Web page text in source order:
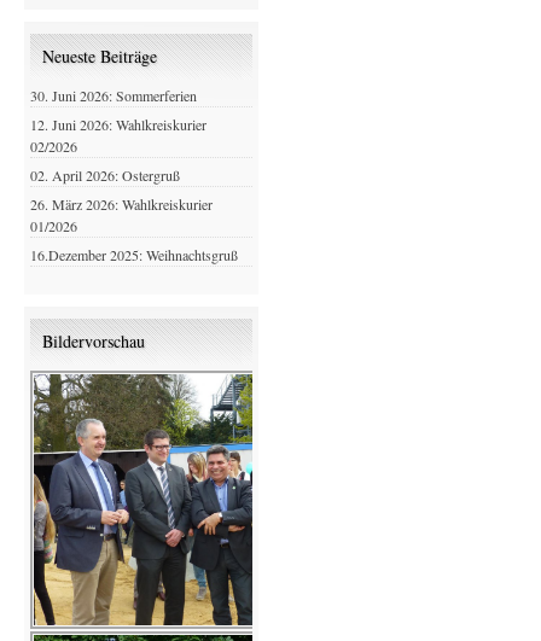
Neueste Beiträge
30. Juni 2026: Sommerferien
12. Juni 2026: Wahlkreiskurier
02/2026
02. April 2026: Ostergruß
26. März 2026: Wahlkreiskurier
01/2026
16.Dezember 2025: Weihnachtsgruß
Bildervorschau